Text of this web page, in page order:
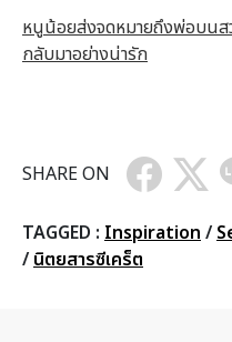
หนูน้อยส่งจดหมายถึงพ่อบน
กลับมาอย่างน่ารัก
SHARE ON
TAGGED : Inspiration /
/ นิตยสารซีเคร็ต